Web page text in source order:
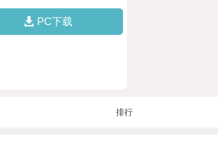
PC下载
排行